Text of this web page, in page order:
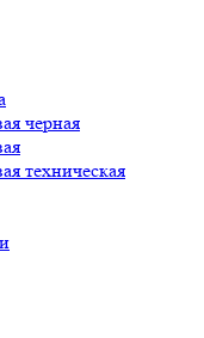
черная
техническая